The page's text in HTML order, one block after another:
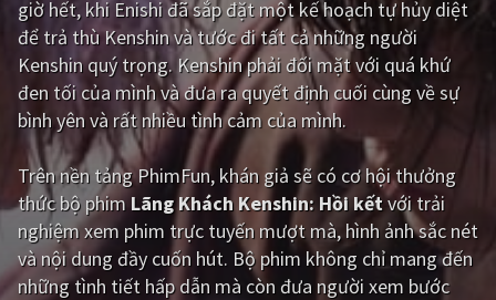
Giật gân Gia đình
Bí ẩn Lịch sử
Viễn Tây Tiểu sử
GameShow DramaTV
QUỐC GIA
Âu - Mỹ Trung Quốc - Hồng Kông
giờ hết, khi Enishi đã sắp đặt một kế hoạch tự hủy diệt
để trả thù Kenshin và tước đi tất cả những người
Kenshin quý trọng. Kenshin phải đối mặt với quá khứ
đen tối của mình và đưa ra quyết định cuối cùng về sự
bình yên và rất nhiều tình cảm của mình.
Trên nền tảngPhimFun, khán giả sẽ có cơ hội thưởng
thức bộ phimLãng Khách Kenshin: Hồi kếtvới trải
nghiệm xem phim trực tuyến mượt mà, hình ảnh sắc nét
và nội dung đầy cuốn hút. Bộ phim không chỉ mang đến
những tình tiết hấp dẫn mà còn đưa người xem bước